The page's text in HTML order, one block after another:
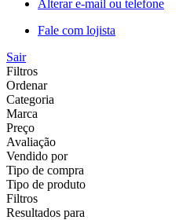
Alterar e-mail ou telefone
Fale com lojista
Sair
Filtros
Ordenar
Categoria
Marca
Preço
Avaliação
Vendido por
Tipo de compra
Tipo de produto
Filtros
Resultados para